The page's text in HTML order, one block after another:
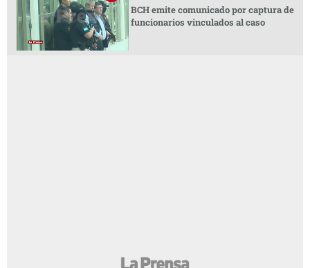
BCH emite comunicado por captura de
funcionarios vinculados al caso